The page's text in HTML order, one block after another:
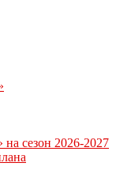
сезон 2026-2027